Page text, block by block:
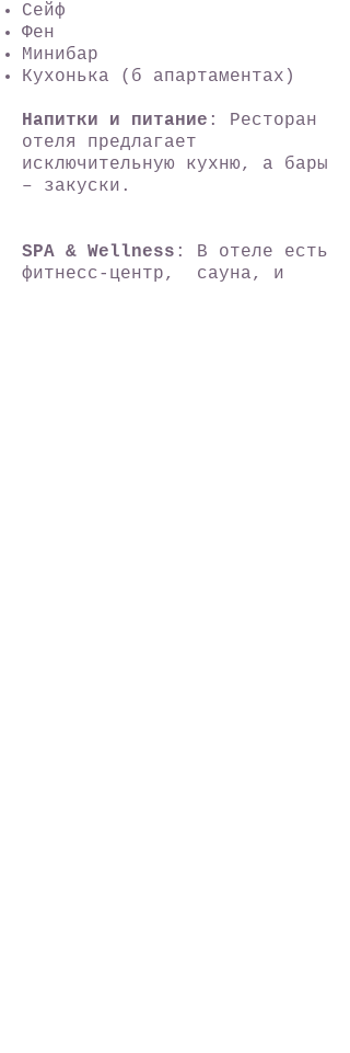
Сейф
Фен
Минибар
Кухонька (б апартаментах)
Напитки и питание : Ресторан
отеля предлагает
исключительную кухню, а бары
– закуски.
SPA & Wellness : В отеле есть
фитнесс-центр, сауна, и